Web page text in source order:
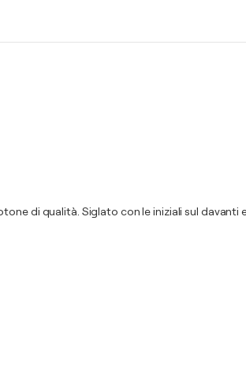
di qualità. Siglato con le iniziali sul davanti